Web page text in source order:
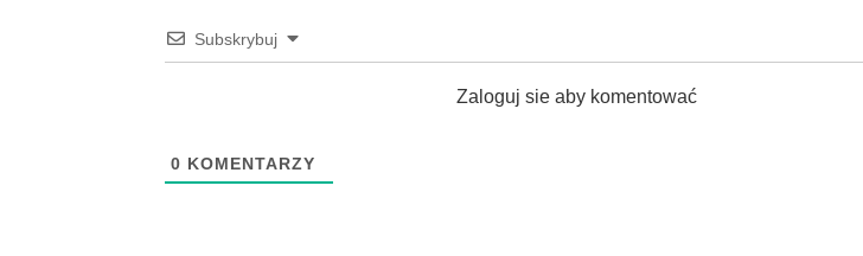
Subskrybuj
Zaloguj sie aby komentować
0 KOMENTARZY